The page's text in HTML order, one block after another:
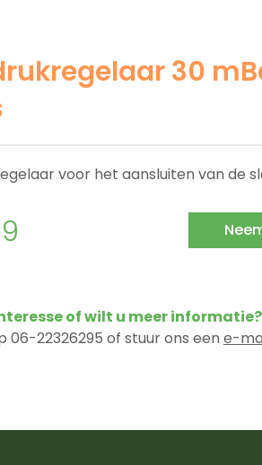
30
voor het aansluiten van de
of wilt u meer informatie?
06-22326295 of stuur ons een e-